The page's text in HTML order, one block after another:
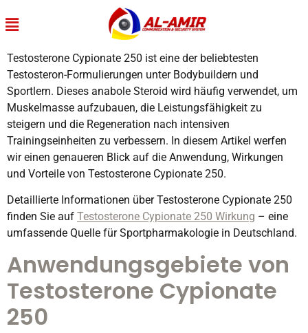
Testosterone Cypionate 250 ist eine der beliebtesten
Testosteron-Formulierungen unter Bodybuildern und
Sportlern. Dieses anabole Steroid wird häufig verwendet, um
Muskelmasse aufzubauen, die Leistungsfähigkeit zu
steigern und die Regeneration nach intensiven
Trainingseinheiten zu verbessern. In diesem Artikel werfen
wir einen genaueren Blick auf die Anwendung, Wirkungen
und Vorteile von Testosterone Cypionate 250.
Detaillierte Informationen über Testosterone Cypionate 250
finden Sie auf Testosterone Cypionate 250 Wirkung – eine
umfassende Quelle für Sportpharmakologie in Deutschland.
Anwendungsgebiete von
Testosterone Cypionate
250